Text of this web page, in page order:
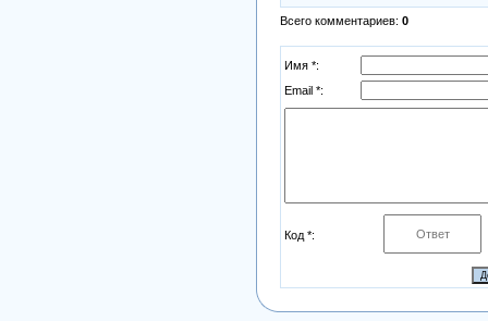
Всего комментариев: 0
Имя *:
Email *:
Код *: